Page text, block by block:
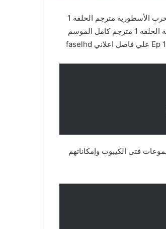
مشاهدة وتحميل جميع حلقات مسلسل Kingdom Legendary War المملكة:الحرب الأسطورية مترجم الحلقة 1
بالجودة عالية باكثر من سيرفر وتقرير شامل مسلسل المملكة:الحرب الأسطورية الحلقة 1 مترجم كامل الموسم
فتى الكيبوب وإمكاناتهم